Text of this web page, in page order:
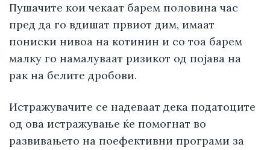
Пушачите кои чекаат барем половина час
пред да го вдишат првиот дим, имаат
пониски нивоа на котинин и со тоа барем
малку го намалуваат ризикот од појава на
рак на белите дробови.
Истражувачите се надеваат дека податоците
од ова истражување ќе помогнат во
развивањето на поефективни програми за